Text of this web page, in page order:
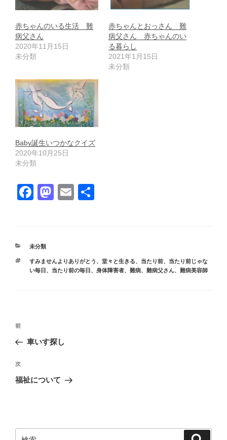
赤ちゃんのいる生活 難
病父さん
2020年11月15日
未分類
赤ちゃんとおっさん 難
病父さん 赤ちゃんのい
る暮らし
2021年1月15日
未分類
Baby誕生いつかなクイズ
2020年10月25日
未分類
F
e
b
o
M
d
o
E
カ
ゴ
リ
未分類
タ
グ
すみませんよりありがとう 、 堂々と生きる、 当たり前、
当たり前じゃな
い毎日 、 当たり前の毎日 、 身体障害者、 難病、 難病父さん、 難病美容師
投
ナ
ビ
ゲ
ン
前
の
稿
前
車いす探し
次
の
次
福祉について